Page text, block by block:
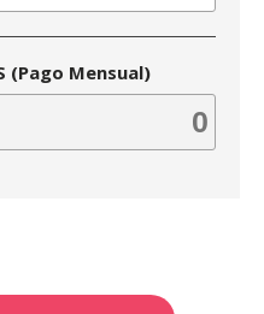
(Pago Mensual)